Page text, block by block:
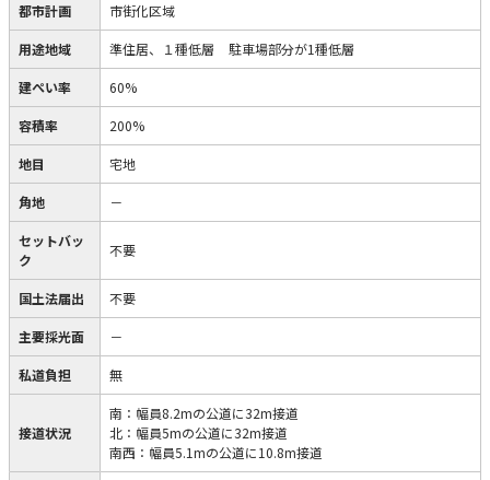
都市計画 市街化区域
用途地域 準住居、１種低層 駐車場部分が1種低層
建ぺい率 60%
容積率 200%
地目 宅地
角地 －
セットバッ
ク
不要
国土法届出 不要
主要採光面 －
私道負担 無
接道状況
南：幅員8.2mの公道に32m接道
北：幅員5mの公道に32m接道
南西：幅員5.1mの公道に10.8m接道